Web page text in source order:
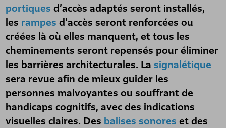
portiques d’accès adaptés seront installés,
les rampes d’accès seront renforcées ou
créées là où elles manquent, et tous les
cheminements seront repensés pour éliminer
les barrières architecturales. La signalétique
sera revue afin de mieux guider les
personnes malvoyantes ou souffrant de
handicaps cognitifs, avec des indications
visuelles claires. Des balises sonores et des